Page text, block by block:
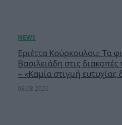
Εριέττα Κούρκουλου: Τα
Βασιλειάδη στις διακοπές
– «Καμία στιγμή ευτυχίας
08.08.2026